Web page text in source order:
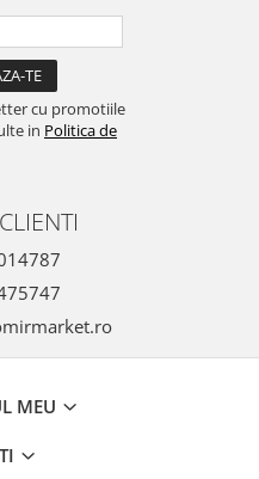
cu promotiile
in Politica de
MEU